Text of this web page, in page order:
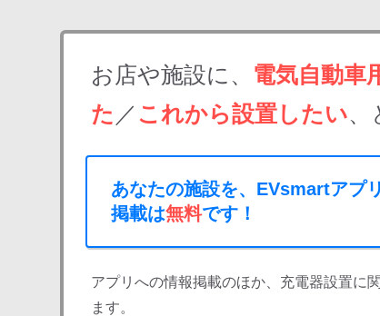
お店や施設に、 電気自動車
た ／ これから設置したい、
あなたの施設を、EVsmartアプ
掲載は無料です！
アプリへの情報掲載のほか、充電器設置に
ます。